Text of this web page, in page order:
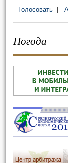
Голосовать
Погода